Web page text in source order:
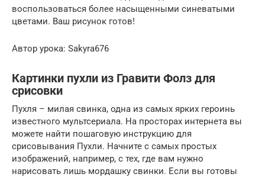
воспользоваться более насыщенными синеватыми
цветами. Ваш рисунок готов!
Автор урока: Sakyra676
Картинки пухли из Гравити Фолз для
срисовки
Пухля – милая свинка, одна из самых ярких героинь
известного мультсериала. На просторах интернета вы
можете найти пошаговую инструкцию для
срисовывания Пухли. Начните с самых простых
изображений, например, с тех, где вам нужно
нарисовать лишь мордашку свинки. Если вы готовы